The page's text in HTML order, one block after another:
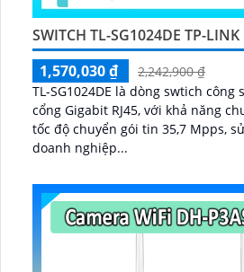
SWITCH TL-SG1024DE TP-LINK
1,570,030 ₫
2,242,900 ₫
TL-SG1024DE là dòng swtich
cổng Gigabit RJ45, với khả năng
tốc độ chuyển gói tin 35,7 Mpps,
doanh nghiệp...